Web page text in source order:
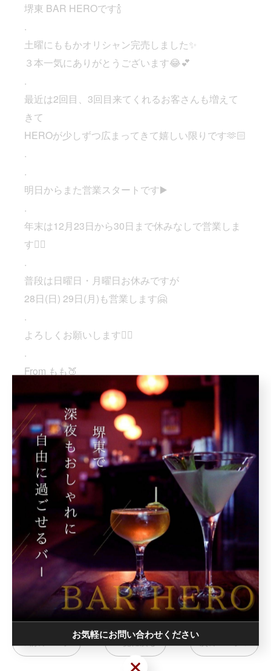
堺東 BAR HEROです🍾
.
土曜にももかオリシャン完売しました✨
３本一気にありがとうございます😂💕
.
最近は2回目、3回目来てくれるお客さんも増えて
きて
HEROが少しずつ広まってきて嬉しい限りです🫶🏻
.
.
明日からまた営業スタートです▶️
.
年末は12月23日から30日まで休みなしで営業しま
す👌🏼
.
普段は日曜日・月曜日お休みですが
28日(日) 29日(月)も営業します🤗
.
よろしくお願いします✌🏼
.
From もも🍑
.
. 📍堺市堺区中瓦町1-3-23 スイスレジャービル4階
@bar_hero.sakaihigashi
#南海堺東駅#堺東駅#堺東#barhero
#堺東バー#堺東飲み#ガシ飲み
#堺東好きな人と繋がりたい#堺から世界へ
#barhero
一覧に戻る
お気軽にお問い合わせください
お気軽にお問い合わせください